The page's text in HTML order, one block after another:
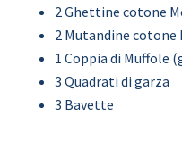
2 Ghettine cotone
2 Mutandine cotone
1 Coppia di Muffole
3 Quadrati di garza
3 Bavette